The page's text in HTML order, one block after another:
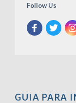
Follow Us
GUIA PARA